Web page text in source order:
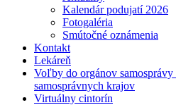
Kalendár podujatí 2026
Fotogaléria
Smútočné oznámenia
Kontakt
Lekáreň
Voľby do orgánov
samosprávnych krajov
Virtuálny cintorín